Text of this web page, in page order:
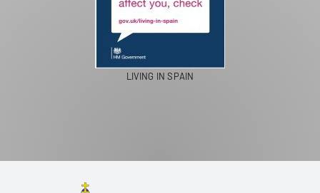
LIVING IN SPAIN